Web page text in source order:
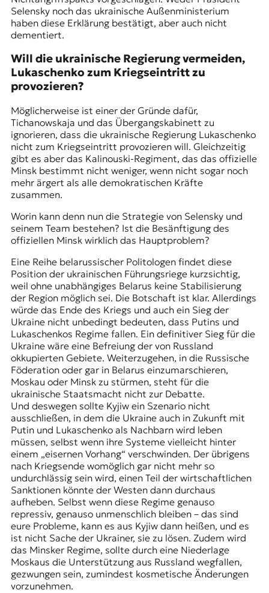
Selensky noch das ukrainische Außenministerium
haben diese Erklärung bestätigt, aber auch nicht
dementiert.
Will die ukrainische Regierung vermeiden,
Lukaschenko zum Kriegseintritt zu
provozieren?
Möglicherweise ist einer der Gründe dafür,
Tichanowskaja und das Übergangskabinett zu
ignorieren, dass die ukrainische Regierung Lukaschenko
nicht zum Kriegseintritt provozieren will. Gleichzeitig
gibt es aber das Kalinouski-Regiment, das das offizielle
Minsk bestimmt nicht weniger, wenn nicht sogar noch
mehr ärgert als alle demokratischen Kräfte
zusammen.
Worin kann denn nun die Strategie von Selensky und
seinem Team bestehen? Ist die Besänftigung des
offiziellen Minsk wirklich das Hauptproblem?
Eine Reihe belarussischer Politologen findet diese
Position der ukrainischen Führungsriege kurzsichtig,
weil ohne unabhängiges Belarus keine Stabilisierung
der Region möglich sei. Die Botschaft ist klar. Allerdings
würde das Ende des Kriegs und auch ein Sieg der
Ukraine nicht unbedingt bedeuten, dass Putins und
Lukaschenkos Regime fallen. Ein definitiver Sieg für die
Ukraine wäre eine Befreiung der von Russland
okkupierten Gebiete. Weiterzugehen, in die Russische
Föderation oder gar in Belarus einzumarschieren,
Moskau oder Minsk zu stürmen, steht für die
ukrainische Staatsmacht nicht zur Debatte.
Und deswegen sollte Kyjiw ein Szenario nicht
ausschließen, in dem die Ukraine auch in Zukunft mit
Putin und Lukaschenko als Nachbarn wird leben
müssen, selbst wenn ihre Systeme vielleicht hinter
einem „eisernen Vorhang“ verschwinden. Der übrigens
nach Kriegsende womöglich gar nicht mehr so
undurchlässig sein wird, einen Teil der wirtschaftlichen
Sanktionen könnte der Westen dann durchaus
aufheben. Selbst wenn diese Regime genauso
repressiv, genauso unmenschlich bleiben – das sind
eure Probleme, kann es aus Kyjiw dann heißen, und es
ist nicht Sache der Ukrainer, sie zu lösen. Zudem wird
das Minsker Regime, sollte durch eine Niederlage
Moskaus die Unterstützung aus Russland wegfallen,
gezwungen sein, zumindest kosmetische Änderungen
vorzunehmen.